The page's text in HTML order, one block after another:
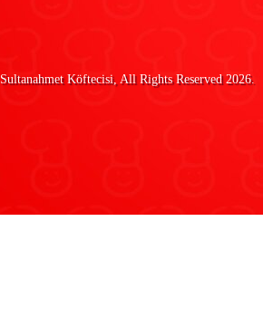
Sultanahmet Köftecisi, All Rights Reserved 2026.